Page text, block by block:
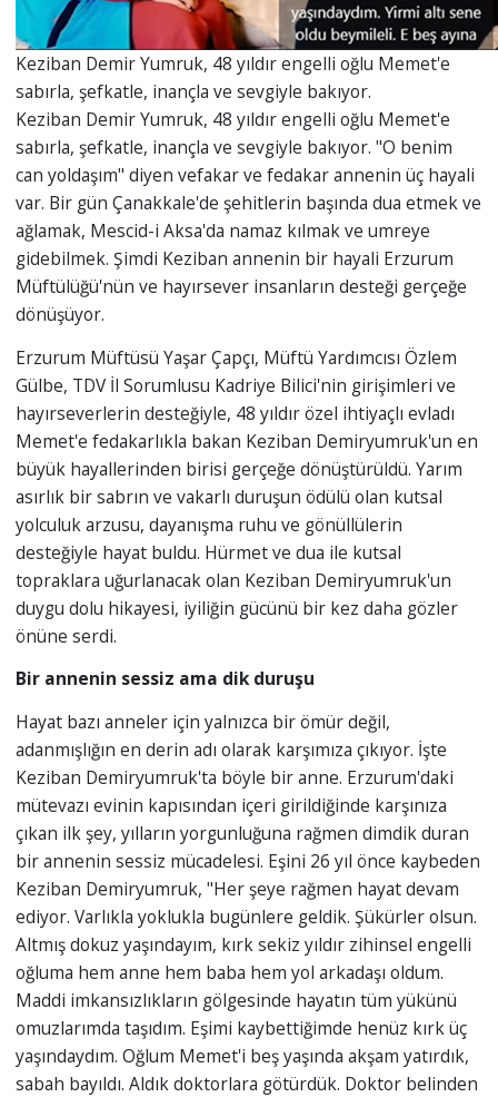
Keziban Demir Yumruk, 48 yıldır engelli oğlu Memet'e
sabırla, şefkatle, inançla ve sevgiyle bakıyor.
Keziban Demir Yumruk, 48 yıldır engelli oğlu Memet'e
sabırla, şefkatle, inançla ve sevgiyle bakıyor. "O benim
can yoldaşım" diyen vefakar ve fedakar annenin üç hayali
var. Bir gün Çanakkale'de şehitlerin başında dua etmek ve
ağlamak, Mescid-i Aksa'da namaz kılmak ve umreye
gidebilmek. Şimdi Keziban annenin bir hayali Erzurum
Müftülüğü'nün ve hayırsever insanların desteği gerçeğe
dönüşüyor.
Erzurum Müftüsü Yaşar Çapçı, Müftü Yardımcısı Özlem
Gülbe, TDV İl Sorumlusu Kadriye Bilici'nin girişimleri ve
hayırseverlerin desteğiyle, 48 yıldır özel ihtiyaçlı evladı
Memet'e fedakarlıkla bakan Keziban Demiryumruk'un en
büyük hayallerinden birisi gerçeğe dönüştürüldü. Yarım
asırlık bir sabrın ve vakarlı duruşun ödülü olan kutsal
yolculuk arzusu, dayanışma ruhu ve gönüllülerin
desteğiyle hayat buldu. Hürmet ve dua ile kutsal
topraklara uğurlanacak olan Keziban Demiryumruk'un
duygu dolu hikayesi, iyiliğin gücünü bir kez daha gözler
önüne serdi.
Bir annenin sessiz ama dik duruşu
Hayat bazı anneler için yalnızca bir ömür değil,
adanmışlığın en derin adı olarak karşımıza çıkıyor. İşte
Keziban Demiryumruk'ta böyle bir anne. Erzurum'daki
mütevazı evinin kapısından içeri girildiğinde karşınıza
çıkan ilk şey, yılların yorgunluğuna rağmen dimdik duran
bir annenin sessiz mücadelesi. Eşini 26 yıl önce kaybeden
Keziban Demiryumruk, "Her şeye rağmen hayat devam
ediyor. Varlıkla yoklukla bugünlere geldik. Şükürler olsun.
Altmış dokuz yaşındayım, kırk sekiz yıldır zihinsel engelli
oğluma hem anne hem baba hem yol arkadaşı oldum.
Maddi imkansızlıkların gölgesinde hayatın tüm yükünü
omuzlarımda taşıdım. Eşimi kaybettiğimde henüz kırk üç
yaşındaydım. Oğlum Memet'i beş yaşında akşam yatırdık,
sabah bayıldı. Aldık doktorlara götürdük. Doktor belinden